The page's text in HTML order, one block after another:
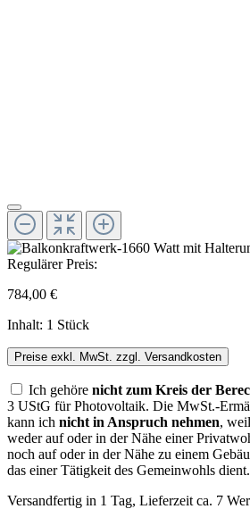
Regulärer Preis:
784,00 €
Inhalt: 1 Stück
Preise exkl. MwSt. zzgl. Versandkosten
Ich gehöre nicht zum Kreis der
3 UStG für Photovoltaik. Die MwSt.-
kann ich nicht in Anspruch nehmen,
weder auf oder in der Nähe einer
noch auf oder in der Nähe zu einem
das einer Tätigkeit des Gemeinwohls dient.
Versandfertig in 1 Tag, Lieferzeit ca. 7